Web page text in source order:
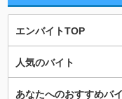
エンバイトTOP
人気のバイト
あなたへのおすすめバ